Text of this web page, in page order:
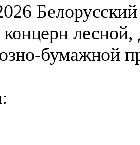
бумажной